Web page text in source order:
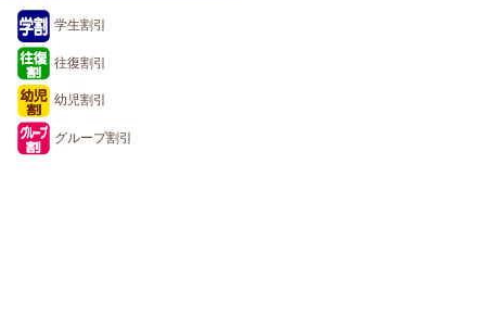
学生割引
往復割引
幼児割引
グループ割引